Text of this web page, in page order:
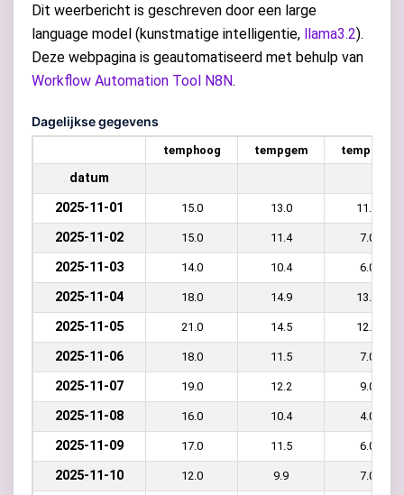
Dit weerbericht is geschreven door een large
language model (kunstmatige intelligentie, llama3.2).
Deze webpagina is geautomatiseerd met behulp van
Workflow Automation Tool N8N.
Dagelijkse gegevens
temphoog tempgem templaag
datum
2025-11-01
15.0 13.0 11.0
2025-11-02 15.0 11.4 7.0
2025-11-03 14.0 10.4 6.0
2025-11-04 18.0 14.9 13.0
2025-11-05 21.0 14.5 12.0
2025-11-06 18.0 11.5 7.0
2025-11-07 19.0 12.2 9.0
2025-11-08 16.0 10.4 4.0
2025-11-09 17.0 11.5 6.0
2025-11-10 12.0 9.9 7.0